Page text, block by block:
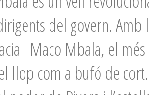
del govern.
i Maco Mbala, el
llop com a bufó de